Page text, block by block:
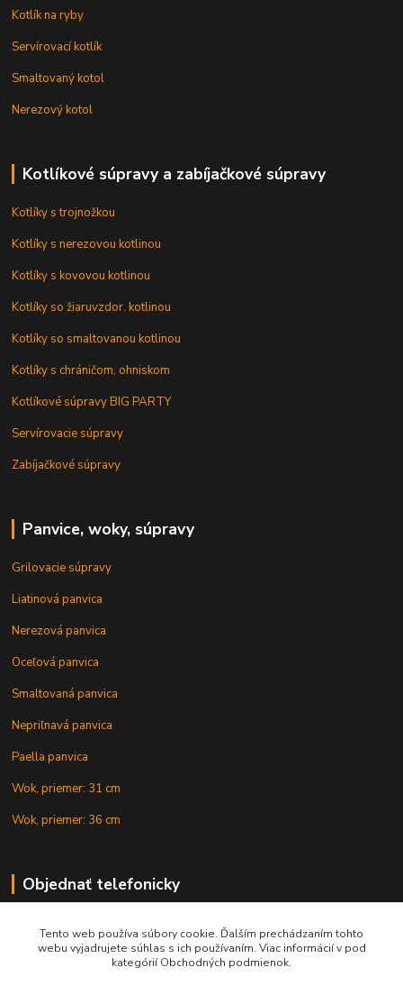
Kotlík na ryby
Servírovací kotlík
Smaltovaný kotol
Nerezový kotol
Kotlíkové súpravy a zabíjačkové súpravy
Kotlíky s trojnožkou
Kotlíky s nerezovou kotlinou
Kotlíky s kovovou kotlinou
Kotlíky so žiaruvzdor. kotlinou
Kotlíky so smaltovanou kotlinou
Kotlíky s chráničom, ohniskom
Kotlíkové súpravy BIG PARTY
Servírovacie súpravy
Zabíjačkové súpravy
Panvice, woky, súpravy
Grilovacie súpravy
Liatinová panvica
Nerezová panvica
Oceľová panvica
Smaltovaná panvica
Nepriľnavá panvica
Paella panvica
Wok, priemer: 31 cm
Wok, priemer: 36 cm
Objednať telefonicky
+421 902 212 007
Tento web používa súbory cookie. Ďalším prechádzaním tohto
webu vyjadrujete súhlas s ich používaním. Viac informácií v pod
kategórií Obchodných podmienok.